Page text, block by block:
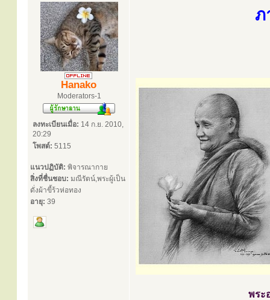
Hanako
Moderators-1
ลงทะเบียนเมื่อ: 14 ก.ย. 2010,
20:29
โพสต์: 5115
แนวปฏิบัติ: พิจารณากาย
สิ่งที่ชื่นชอบ: มณีรัตน์,พระผู้เป็น
ดั่งผ้าขี้ร้วห่อทอง
อายุ: 39
ภ
พระ